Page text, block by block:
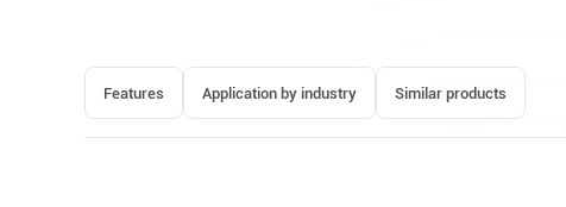
Features Application by industry Similar products